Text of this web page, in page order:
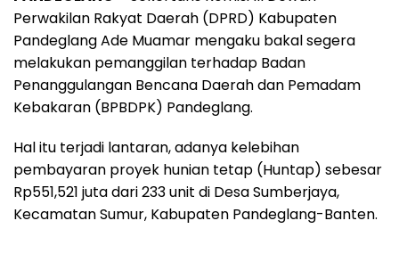
Perwakilan Rakyat Daerah (DPRD) Kabupaten
Pandeglang Ade Muamar mengaku bakal segera
melakukan pemanggilan terhadap Badan
Penanggulangan Bencana Daerah dan Pemadam
Kebakaran (BPBDPK) Pandeglang.
Hal itu terjadi lantaran, adanya kelebihan
pembayaran proyek hunian tetap (Huntap) sebesar
Rp551,521 juta dari 233 unit di Desa Sumberjaya,
Kecamatan Sumur, Kabupaten Pandeglang-Banten.